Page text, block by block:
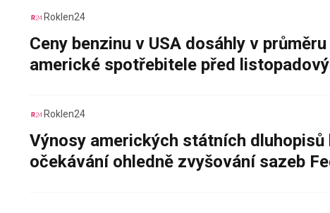
Roklen24
Ceny benzinu v USA dosáhly v
americké spotřebitele před
Roklen24
Výnosy amerických státních
očekávání ohledně zvyšování sazeb